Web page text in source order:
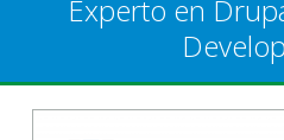
Experto en